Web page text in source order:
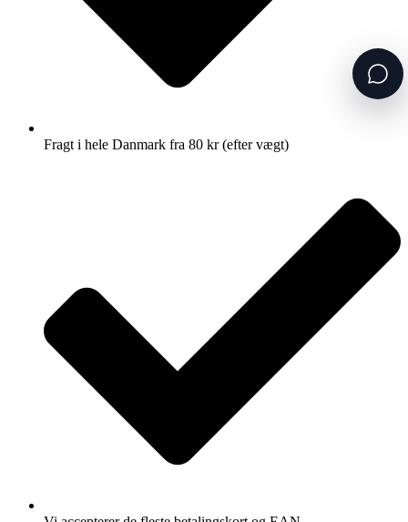
Fragt i hele Danmark fra 80 kr (efter vægt)